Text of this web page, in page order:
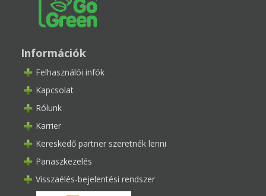
Információk
Felhasználói infók
Kapcsolat
Rólunk
Karrier
Kereskedő partner szeretnék lenni
Panaszkezelés
Visszaélés-bejelentési rendszer